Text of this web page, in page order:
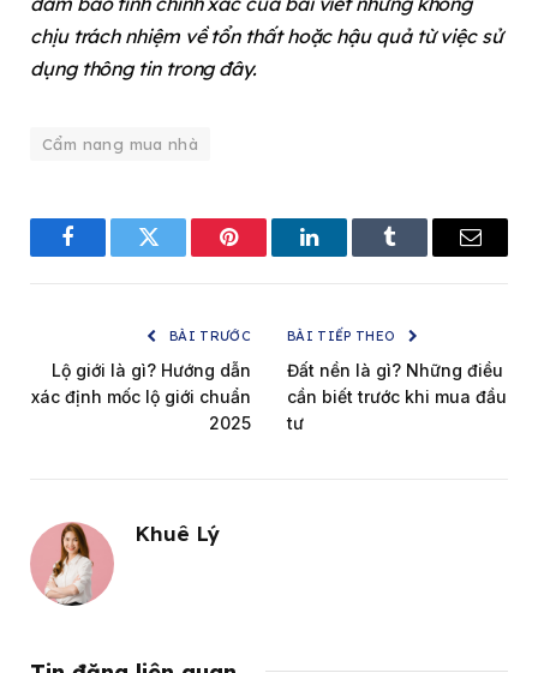
chịu trách nhiệm về tổn thất hoặc hậu quả từ việc sử
dụng thông tin trong đây.
Cẩm nang mua nhà
FacebookTwitter Pinterest LinkedInTumblr Email
BÀI TRƯỚC
Lộ giới là gì? Hướng dẫn
xác định mốc lộ giới chuẩn
2025
BÀI TIẾP THEO
Đất nền là gì? Những điều
cần biết trước khi mua đầu
tư
Khuê Lý